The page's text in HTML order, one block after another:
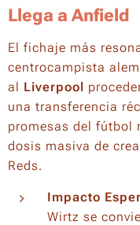
Llega a Anfield
El fichaje más
centrocampista
al Liverpool
una transferencia
promesas del fútbol
dosis masiva de
Reds.
Impacto
Wirtz se